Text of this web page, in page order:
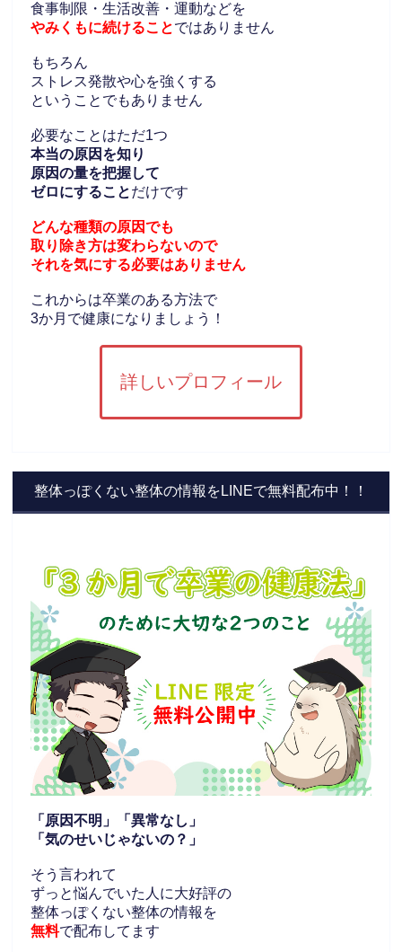
食事制限・生活改善・運動などを
やみくもに続けることではありません
もちろん
ストレス発散や心を強くする
ということでもありません
必要なことはただ1つ
本当の原因を知り
原因の量を把握して
ゼロにすることだけです
どんな種類の原因でも
取り除き方は変わらないので
それを気にする必要はありません
これからは卒業のある方法で
3か月で健康になりましょう！
詳しいプロフィール
整体っぽくない整体の情報をLINEで無料配布中！！
「原因不明」「異常なし」
「気のせいじゃないの？」
そう言われて
ずっと悩んでいた人に大好評の
整体っぽくない整体の情報を
無料で配布してます